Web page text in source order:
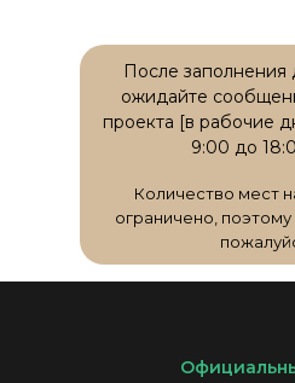
После
ожидайте
проекта [в рабочие
9:00 до
Количество мест
ограничено, поэтому